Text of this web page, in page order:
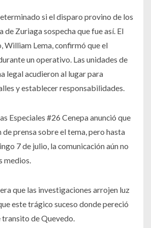
si el disparo provino de los
Zuriaga sospecha que fue así. El
William Lema, confirmó que el
un operativo. Las unidades de
legal acudieron al lugar para
y establecer responsabilidades.
Especiales #26 Cenepa anunció que
prensa sobre el tema, pero hasta
7 de julio, la comunicación aún no
medios.
que las investigaciones arrojen luz
este trágico suceso donde pereció
transito de Quevedo.